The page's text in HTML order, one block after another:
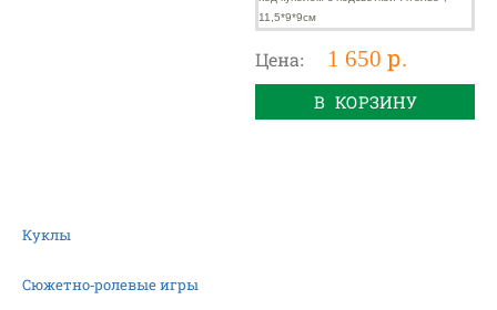
Цена: 1 650 р.
В КОРЗИНУ
Куклы
Сюжетно-ролевые игры